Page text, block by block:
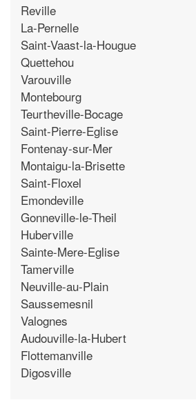
Reville
La-Pernelle
Saint-Vaast-la-Hougue
Quettehou
Varouville
Montebourg
Teurtheville-Bocage
Saint-Pierre-Eglise
Fontenay-sur-Mer
Montaigu-la-Brisette
Saint-Floxel
Emondeville
Gonneville-le-Theil
Huberville
Sainte-Mere-Eglise
Tamerville
Neuville-au-Plain
Saussemesnil
Valognes
Audouville-la-Hubert
Flottemanville
Digosville